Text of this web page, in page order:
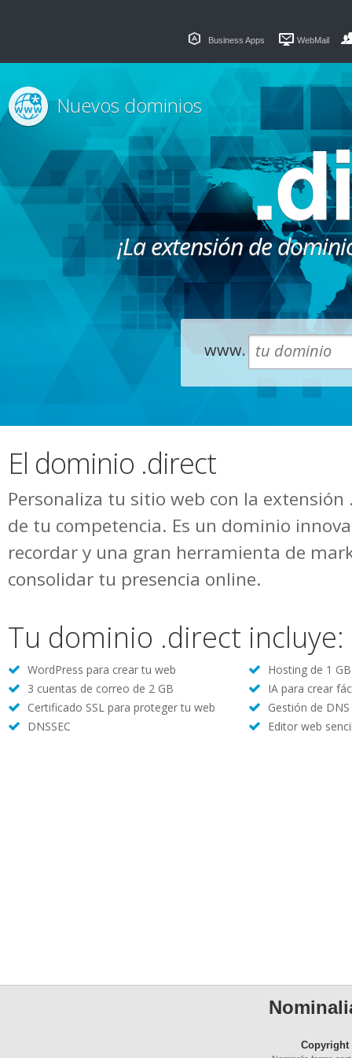
Business Apps WebMail
¡La extensión de
Nuevos dominios
www.
El dominio .direct
Personaliza tu sitio web con la
de tu competencia. Es un dominio
recordar y una gran herramienta de
consolidar tu presencia online.
Tu dominio .direct incluye:
WordPress para crear tu web
Hosting de 1
3 cuentas de correo de 2 GB
IA para crear
Certificado SSL para proteger tu web
Gestión de DNS
DNSSEC
Editor web
Copyright